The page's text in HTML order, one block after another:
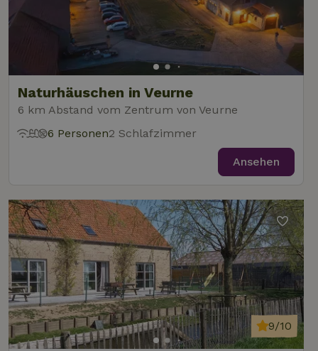
Naturhäuschen in Veurne
6 km Abstand vom Zentrum von Veurne
6 Personen2 Schlafzimmer
Ansehen
9/10